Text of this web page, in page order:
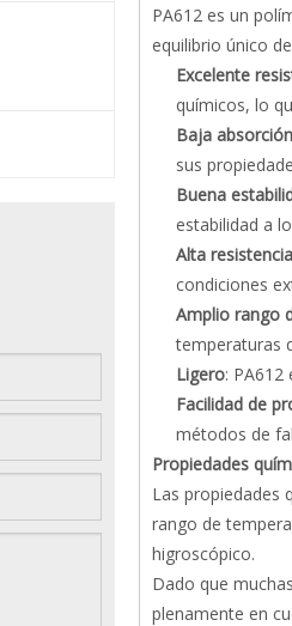
PA612 es un
equilibrio único
Excelente
químicos, lo
Baja
sus
Buena
estabilidad a
Alta
condiciones
Amplio rango
temperaturas
Ligero:
Facilidad de
métodos de
Propiedades
Las propiedades
rango de
higroscópico.
Dado que
plenamente en